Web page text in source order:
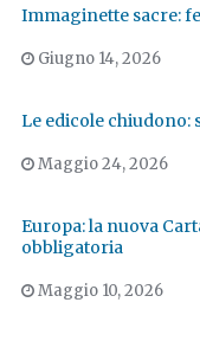
Immaginette sacre:
Giugno 14, 2026
Le edicole chiudono:
Maggio 24, 2026
Europa: la nuova
obbligatoria
Maggio 10, 2026